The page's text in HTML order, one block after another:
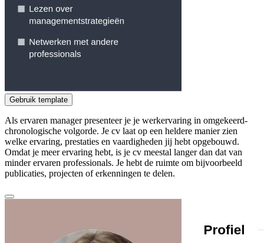
Gebruik template
Als ervaren manager presenteer je je werkervaring in omgekeerd-
chronologische volgorde. Je cv laat op een heldere manier zien
welke ervaring, prestaties en vaardigheden jij hebt opgebouwd.
Omdat je meer ervaring hebt, is je cv meestal langer dan dat van
minder ervaren professionals. Je hebt de ruimte om bijvoorbeeld
publicaties, projecten of erkenningen te delen.